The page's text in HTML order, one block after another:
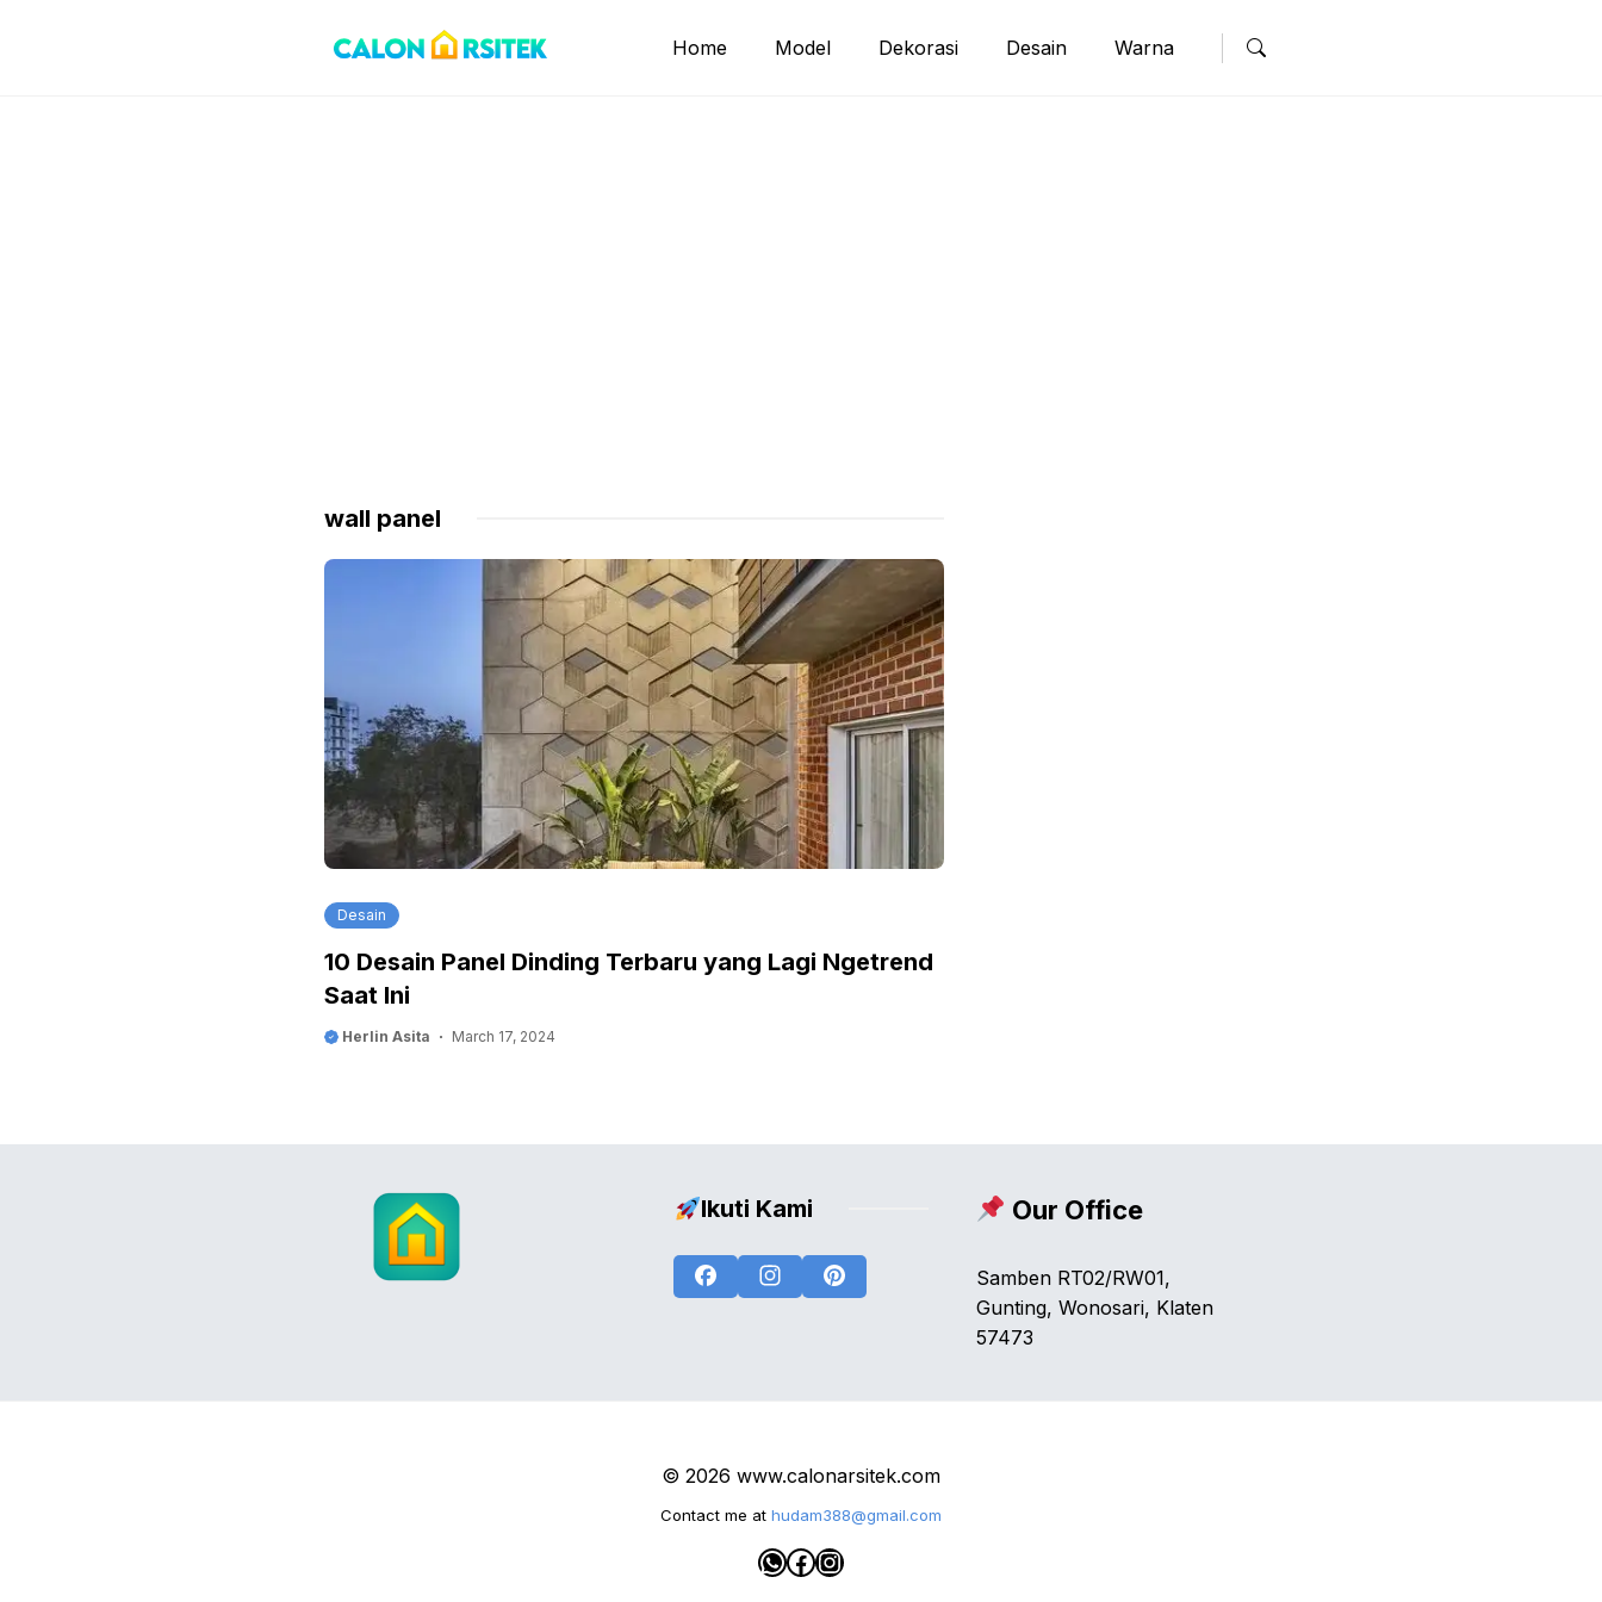
Home Model Dekorasi Desain Warna
wall panel
Desain
10 Desain Panel Dinding Terbaru yang Lagi Ngetrend
Saat Ini
Herlin Asita March 17, 2024
Ikuti Kami
FacebookInstagram
Our Office
Samben RT02/RW01,
Gunting, Wonosari, Klaten
57473
© 2026 www.calonarsitek.com
Contact me at hudam388@gmail.com
WhatsApp
Facebook
Instagram